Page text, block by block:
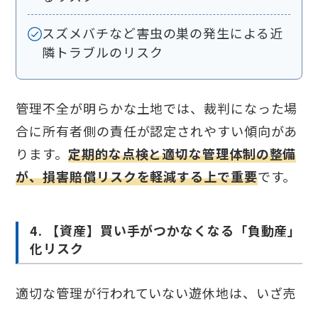
スズメバチなど害虫の巣の発生による近
隣トラブルのリスク
管理不全が明らかな土地では、裁判になった場
合に所有者側の責任が認定されやすい傾向があ
ります。定期的な点検と適切な管理体制の整備
が、損害賠償リスクを軽減する上で重要です。
4. 【資産】買い手がつかなくなる「負動産」
化リスク
適切な管理が行われていない遊休地は、いざ売